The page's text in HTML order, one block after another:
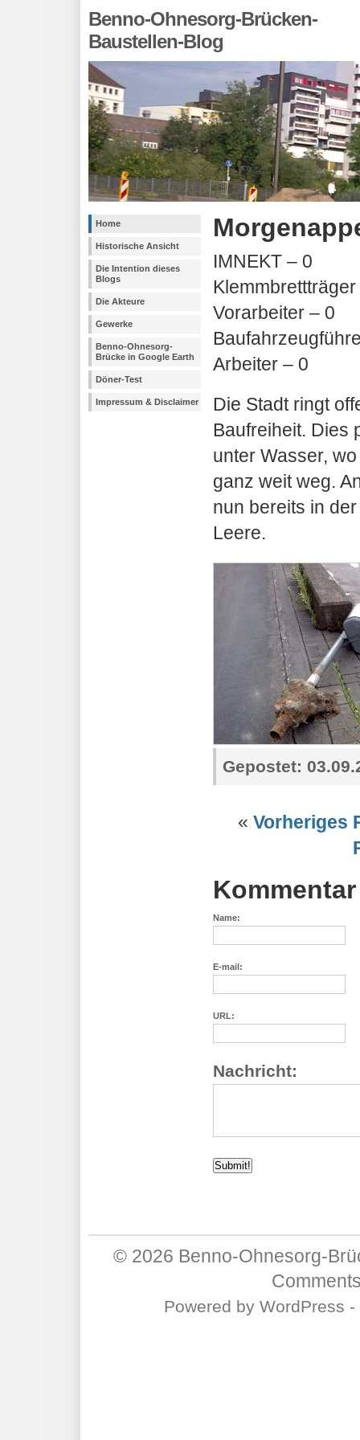
Benno-Ohnesorg-Brücken-
Baustellen-Blog
Home
Historische Ansicht
Die Intention dieses
Blogs
Die Akteure
Gewerke
Benno-Ohnesorg-
Brücke in Google Earth
Döner-Test
Impressum & Disclaimer
IMNEKT – 0
Vorarbeiter – 0
Arbeiter – 0
Die Stadt ringt
Baufreiheit. Dies
unter Wasser,
ganz weit weg.
nun bereits in
Leere.
Gepostet:
« Vorheriges
Name:
E-mail:
URL:
Nachricht:
© 2026 Benno-Ohnesorg-
Powered by WordPress -